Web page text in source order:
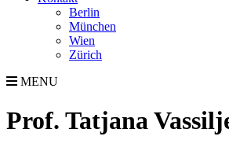
Berlin
München
Wien
Zürich
MENU
Prof. Tatjana